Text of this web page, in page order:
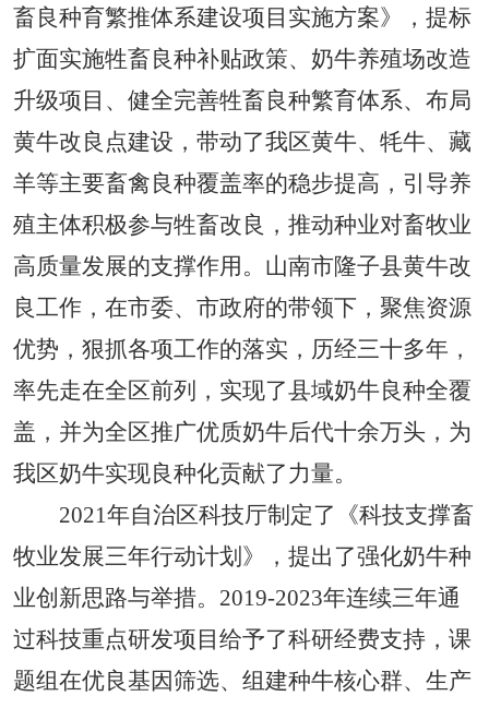
畜良种育繁推体系建设项目实施方案》，提标
扩面实施牲畜良种补贴政策、奶牛养殖场改造
升级项目、健全完善牲畜良种繁育体系、布局
黄牛改良点建设，带动了我区黄牛、牦牛、藏
羊等主要畜禽良种覆盖率的稳步提高，引导养
殖主体积极参与牲畜改良，推动种业对畜牧业
高质量发展的支撑作用。山南市隆子县黄牛改
良工作，在市委、市政府的带领下，聚焦资源
优势，狠抓各项工作的落实，历经三十多年，
率先走在全区前列，实现了县域奶牛良种全覆
盖，并为全区推广优质奶牛后代十余万头，为
我区奶牛实现良种化贡献了力量。
2021年自治区科技厅制定了《科技支撑畜
牧业发展三年行动计划》，提出了强化奶牛种
业创新思路与举措。2019-2023年连续三年通
过科技重点研发项目给予了科研经费支持，课
题组在优良基因筛选、组建种牛核心群、生产